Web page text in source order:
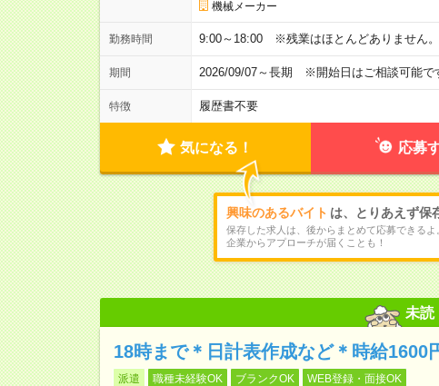
機械メーカー
勤務時間 9:00～18:00 ※残業はほとんどありません。
期間 2026/09/07～長期 ※開始日はご相談可能
特徴 履歴書不要
気になる！ 応募
興味のあるバイト は、とりあえず保
保存した求人は、後からまとめて応募できるよ
企業からアプローチが届くことも！
未読
18時まで＊日計表作成など＊時給1600
派遣 職種未経験OK ブランクOK WEB登録・面接OK